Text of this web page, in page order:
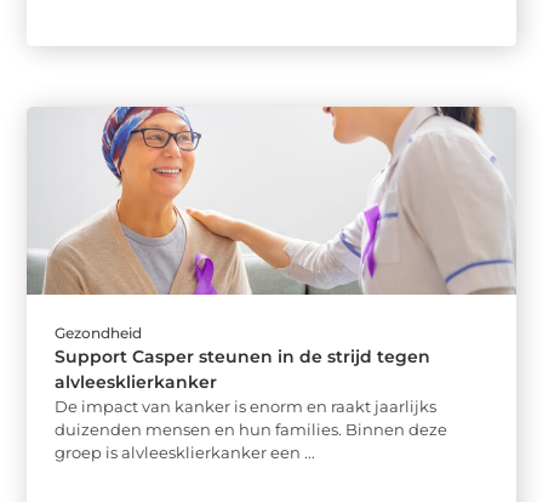
Gezondheid
Support Casper steunen in de strijd tegen
alvleesklierkanker
De impact van kanker is enorm en raakt jaarlijks
duizenden mensen en hun families. Binnen deze
groep is alvleesklierkanker een ...